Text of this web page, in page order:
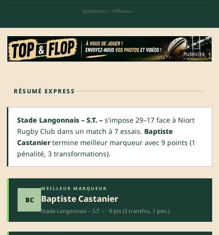
Spectateurs : - Diffuseur : -
Publicité
RÉSUMÉ EXPRESS
Stade Langonnais – S.T. – s'impose 29–17 face à Niort
Rugby Club dans un match à 7 essais. Baptiste
Castaniertermine meilleur marqueur avec 9 points (1
pénalité, 3 transformations).
BC
MEILLEUR MARQUEUR
Baptiste Castanier
Stade Langonnais – S.T. – · 9 pts (3 transfos, 1 pen.)